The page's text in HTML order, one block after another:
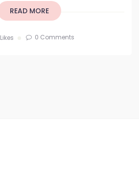
READ MORE
Likes 0 Comments